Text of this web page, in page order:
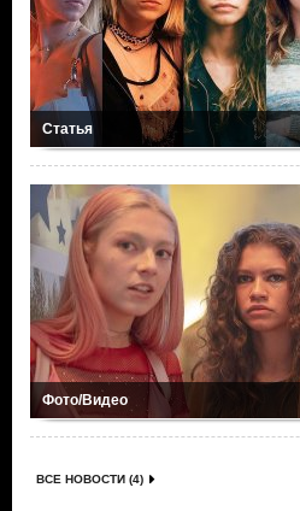
Статья
Фото/Видео
ВСЕ НОВОСТИ (4)